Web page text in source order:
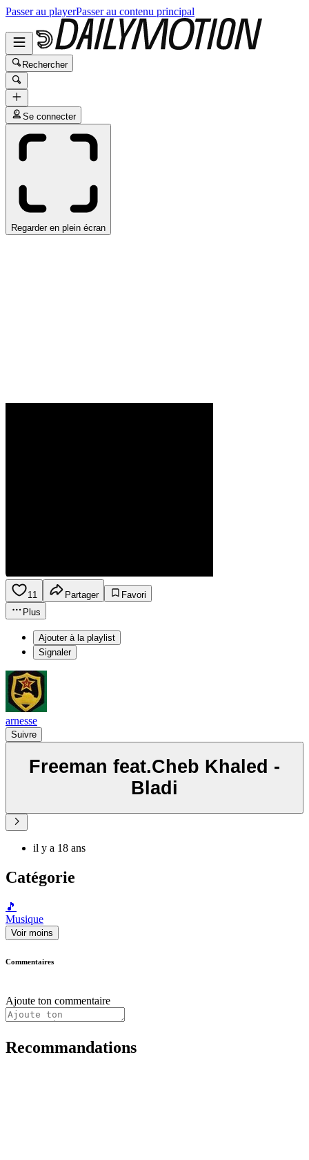
Passer au playerPasser au contenu principal
Rechercher
Se connecter
Regarder en plein écran
11 Partager
Favori
Plus
Ajouter à la playlist
Signaler
arnesse
Suivre
Freeman feat.Cheb Khaled -
Bladi
il y a 18 ans
Catégorie
🎵
Musique
Voir moins
Commentaires
Ajoute ton commentaire
Recommandations